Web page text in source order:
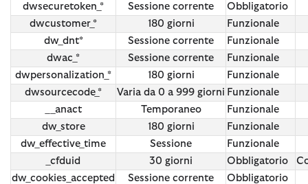
dwsecuretoken_*
Sessione corrente
Obbligatorio
dwcustomer_*
180 giorni
Funzionale
dw_dnt*
Sessione corrente
Funzionale
dwac_*
Sessione corrente
Funzionale
dwpersonalization_*
180 giorni
Funzionale
dwsourcecode_*
Varia da 0 a 999 giorni Funzionale
__anact
Temporaneo
Funzionale
dw_store
180 giorni
Funzionale
dw_effective_time
Sessione
Funzionale
_cfduid
30 giorni Obbligatorio
dw_cookies_accepted
Sessione corrente
Obbligatorio